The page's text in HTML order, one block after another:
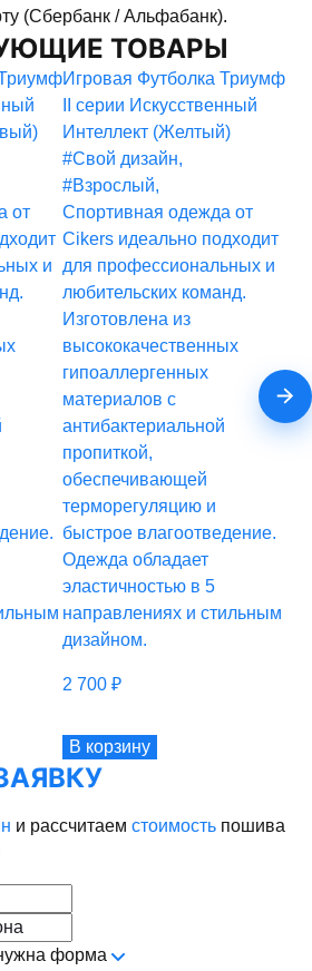
(Сбербанк / Альфабанк).
ТОВАРЫ
от
и
Игровая Футболка Триумф
II серии Искусственный
Интеллект (Желтый)
#Свой дизайн,
#Взрослый,
Спортивная одежда от
Cikers идеально подходит
для профессиональных и
любительских команд.
Изготовлена из
высококачественных
гипоаллергенных
материалов с
антибактериальной
пропиткой,
обеспечивающей
терморегуляцию и
быстрое влагоотведение.
Одежда обладает
эластичностью в 5
направлениях и стильным
дизайном.
2 700 ₽
В корзину
и рассчитаем стоимость пошива
форма